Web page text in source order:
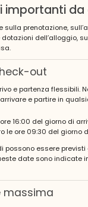
importanti
sulla prenotazione,
dell’alloggio,
out
e partenza flessibili.
e partire in
16:00 del giorno di
le ore 09:30 del giorno
possono essere
date sono indicate
massima